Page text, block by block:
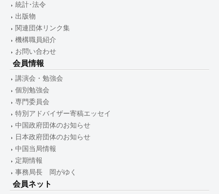
統計･法令
出版物
関連団体リンク集
機構職員紹介
お問い合わせ
会員情報
講演会・勉強会
個別勉強会
専門委員会
特別アドバイザー寄稿エッセイ
中国政府団体のお知らせ
日本政府団体のお知らせ
中国当局情報
定期情報
事務局長 岡がゆく
会員ネット